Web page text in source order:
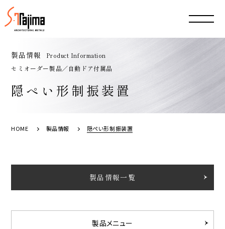
製品情報 Product Information
セミオーダー製品／自動ドア付属品
隠ぺい形制振装置
HOME 製品情報 隠ぺい形制振装置
製品情報一覧
製品メニュー